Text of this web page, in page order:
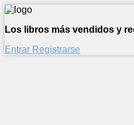
Los libros más vendidos y
Entrar Registrarse